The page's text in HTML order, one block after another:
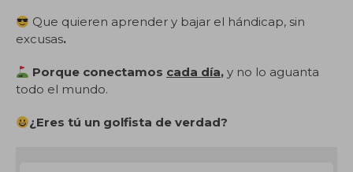
Que quieren aprender y bajar el hándicap, sin
excusas.
Porque conectamos cada día,y no lo aguanta
todo el mundo.
¿Eres tú un golfista de verdad?